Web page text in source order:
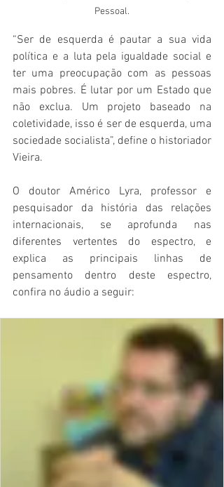
Pessoal.
“Ser de esquerda é pautar a sua vida
política e a luta pela igualdade social e
ter uma preocupação com as pessoas
mais pobres. É lutar por um Estado que
não exclua. Um projeto baseado na
coletividade, isso é ser de esquerda, uma
sociedade socialista”, define o historiador
Vieira.
O doutor Américo Lyra, professor e
pesquisador da história das relações
internacionais, se aprofunda nas
diferentes vertentes do espectro, e
explica as principais linhas de
pensamento dentro deste espectro,
confira no áudio a seguir: